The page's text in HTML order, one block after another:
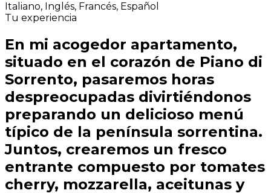
Italiano, Inglés, Francés, Español
Tu experiencia
En mi acogedor apartamento,
situado en el corazón de Piano di
Sorrento, pasaremos horas
despreocupadas divirtiéndonos
preparando un delicioso menú
típico de la península sorrentina.
Juntos, crearemos un fresco
entrante compuesto por tomates
cherry, mozzarella, aceitunas y